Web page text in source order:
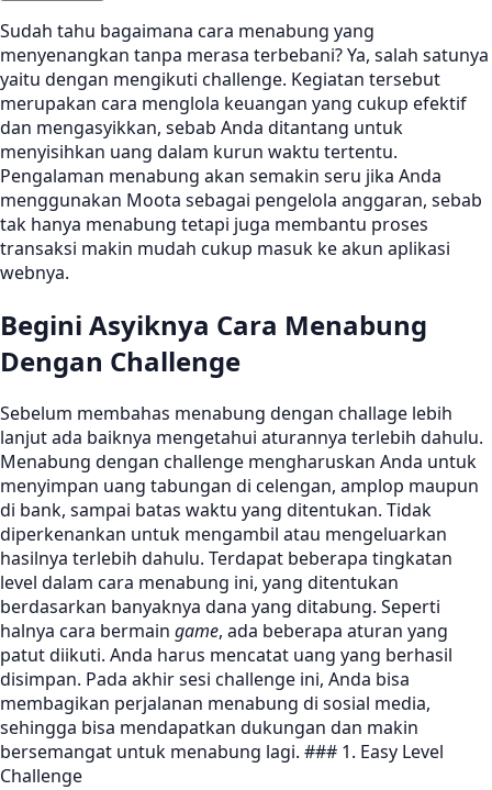
Sudah tahu bagaimana cara menabung yang
menyenangkan tanpa merasa terbebani? Ya, salah satunya
yaitu dengan mengikuti challenge. Kegiatan tersebut
merupakan cara menglola keuangan yang cukup efektif
dan mengasyikkan, sebab Anda ditantang untuk
menyisihkan uang dalam kurun waktu tertentu.
Pengalaman menabung akan semakin seru jika Anda
menggunakan Moota sebagai pengelola anggaran, sebab
tak hanya menabung tetapi juga membantu proses
transaksi makin mudah cukup masuk ke akun aplikasi
webnya.
Begini Asyiknya Cara Menabung
Dengan Challenge
Sebelum membahas menabung dengan challage lebih
lanjut ada baiknya mengetahui aturannya terlebih dahulu.
Menabung dengan challenge mengharuskan Anda untuk
menyimpan uang tabungan di celengan, amplop maupun
di bank, sampai batas waktu yang ditentukan. Tidak
diperkenankan untuk mengambil atau mengeluarkan
hasilnya terlebih dahulu. Terdapat beberapa tingkatan
level dalam cara menabung ini, yang ditentukan
berdasarkan banyaknya dana yang ditabung. Seperti
halnya cara bermain game, ada beberapa aturan yang
patut diikuti. Anda harus mencatat uang yang berhasil
disimpan. Pada akhir sesi challenge ini, Anda bisa
membagikan perjalanan menabung di sosial media,
sehingga bisa mendapatkan dukungan dan makin
bersemangat untuk menabung lagi. ### 1. Easy Level
Challenge